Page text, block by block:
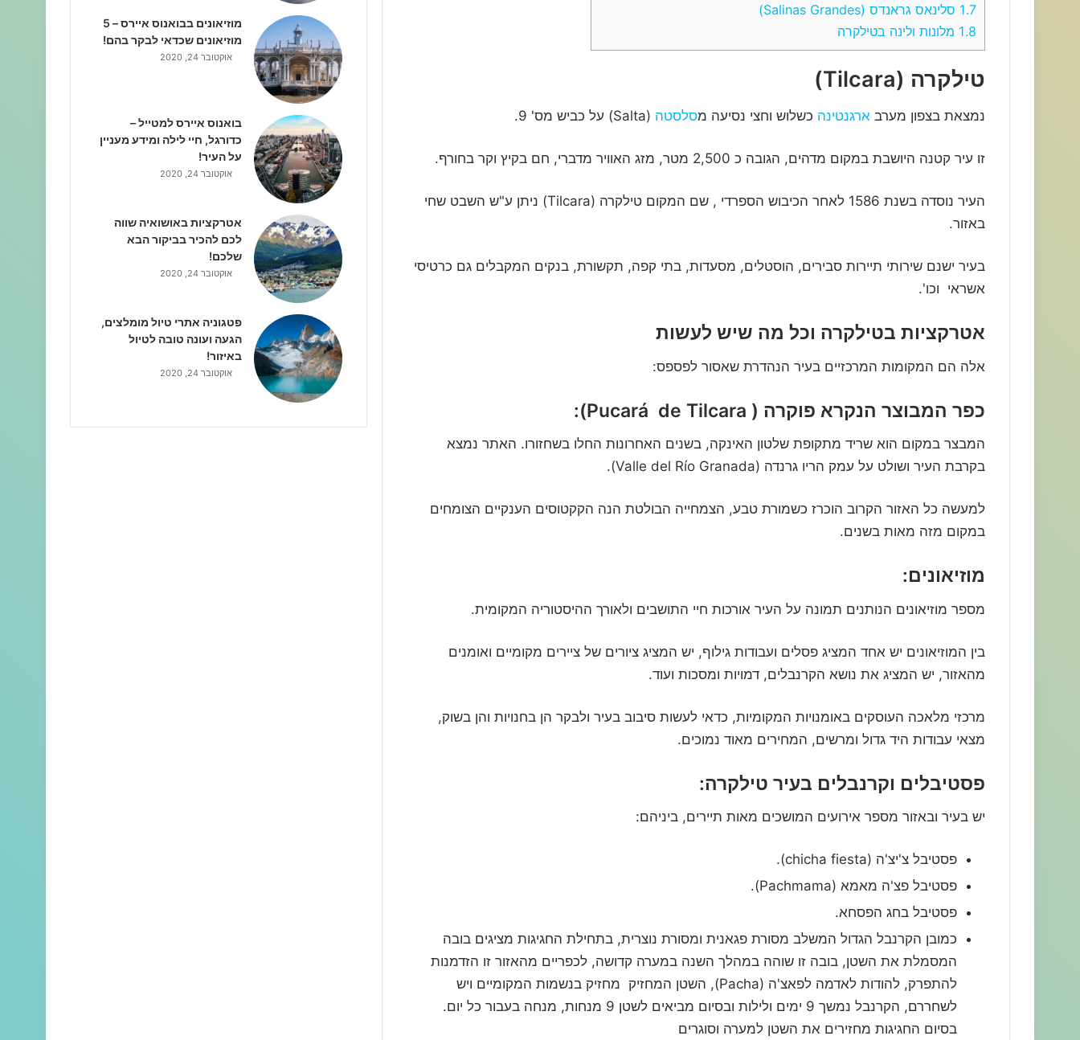
1.7 סלינאס גראנדס (Salinas Grandes)
1.8 מלונות ולינה בטילקרה
טילקרה (Tilcara)
נמצאת בצפון מערב ארגנטינה כשלוש וחצי נסיעה מסלסטה (Salta) על כביש מס' 9.
זו עיר קטנה היושבת במקום מדהים, הגובה כ 2,500 מטר, מזג האוויר מדברי, חם בקיץ וקר בחורף.
העיר נוסדה בשנת 1586 לאחר הכיבוש הספרדי , שם המקום טילקרה (Tilcara) ניתן ע"ש השבט שחי
באזור.
בעיר ישנם שירותי תיירות סבירים, הוסטלים, מסעדות, בתי קפה, תקשורת, בנקים המקבלים גם כרטיסי
אשראי וכו'.
אטרקציות בטילקרה וכל מה שיש לעשות
אלה הם המקומות המרכזיים בעיר הנהדרת שאסור לפספס:
כפר המבוצר הנקרא פוקרה ( Pucará de Tilcara):
המבצר במקום הוא שריד מתקופת שלטון האינקה, בשנים האחרונות החלו בשחזורו. האתר נמצא
בקרבת העיר ושולט על עמק הריו גרנדה (Valle del Río Granada).
למעשה כל האזור הקרוב הוכרז כשמורת טבע, הצמחייה הבולטת הנה הקקטוסים הענקיים הצומחים
במקום מזה מאות בשנים.
מוזיאונים:
מספר מוזיאונים הנותנים תמונה על העיר אורכות חיי התושבים ולאורך ההיסטוריה המקומית.
בין המוזיאונים יש אחד המציג פסלים ועבודות גילוף, יש המציג ציורים של ציירים מקומיים ואומנים
מהאזור, יש המציג את נושא הקרנבלים, דמויות ומסכות ועוד.
מרכזי מלאכה העוסקים באומנויות המקומיות, כדאי לעשות סיבוב בעיר ולבקר הן בחנויות והן בשוק,
מצאי עבודות היד גדול ומרשים, המחירים מאוד נמוכים.
פסטיבלים וקרנבלים בעיר טילקרה:
יש בעיר ובאזור מספר אירועים המושכים מאות תיירים, ביניהם:
פסטיבל צ'יצ'ה (chicha fiesta).
פסטיבל פצ'ה מאמא (Pachmama).
פסטיבל בחג הפסחא.
כמובן הקרנבל הגדול המשלב מסורת פגאנית ומסורת נוצרית, בתחילת החגיגות מציגים בובה
המסמלת את השטן, בובה זו שוהה במהלך השנה במערה קדושה, לכפריים מהאזור זו הזדמנות
להתפרק, להודות לאדמה לפאצ'ה (Pacha), השטן המחזיק מחזיק בנשמות המקומיים ויש
לשחררם, הקרנבל נמשך 9 ימים ולילות ובסיום מביאים לשטן 9 מנחות, מנחה בעבור כל יום.
בסיום החגיגות מחזירים את השטן למערה וסוגרים
מוזיאונים בבואנוס איירס – 5
מוזיאונים שכדאי לבקר בהם!
אוקטובר 24, 2020
בואנוס איירס למטייל –
כדורגל, חיי לילה ומידע מעניין
על העיר!
אוקטובר 24, 2020
אטרקציות באושואיה שווה
לכם להכיר בביקור הבא
שלכם!
אוקטובר 24, 2020
פטגוניה אתרי טיול מומלצים,
הגעה ועונה טובה לטיול
באיזור!
אוקטובר 24, 2020